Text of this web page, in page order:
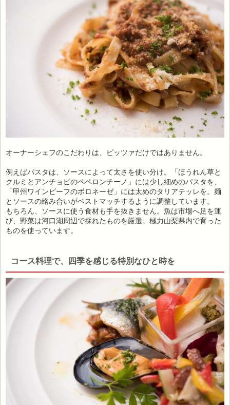
オーナーシェフのこだわりは、ピッツァだけではありません。
例えばパスタは、ソースによって太さを使い分け。「ほうれん草と
クルミとアンチョビのペペロンチーノ」には少し細めのパスタを、
「甲州ワインビーフのボロネーゼ」には太めのタリアテッレを。麺
とソースの絡み合いがベストマッチするように調整しています。
もちろん、ソースに使う食材も手を抜きません。魚は市場へ足を運
び、野菜は河口湖周辺で採れたものを厳選。極力山梨県内で育った
ものを使っています。
コース料理で、四季を感じる特別なひと時を